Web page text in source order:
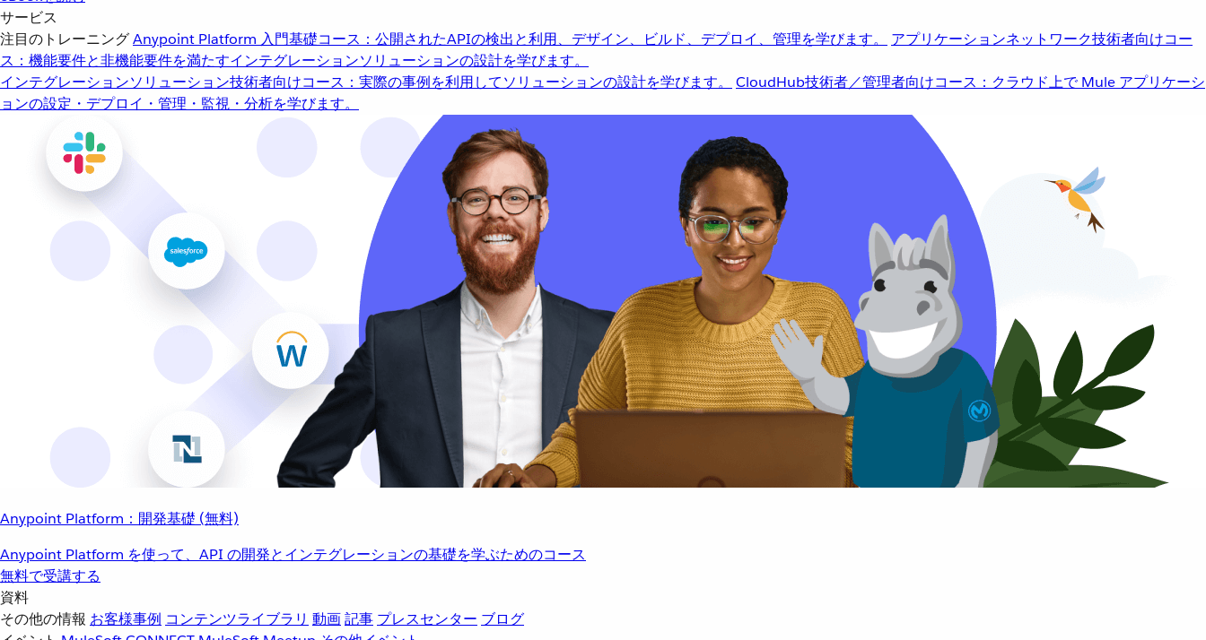
サービス
注目のトレーニングAnypoint Platform 入門基礎コース：公開されたAPIの検出と利用、デザイン、ビルド、デプロイ、管理を学びます。 アプリケーションネットワーク技術者向けコー
ス：機能要件と非機能要件を満たすインテグレーションソリューションの設計を学びます。
インテグレーションソリューション技術者向けコース：実際の事例を利用してソリューションの設計を学びます。 CloudHub技術者／管理者向けコース：クラウド上で Mule アプリケーシ
ョンの設定・デプロイ・管理・監視・分析を学びます。
Anypoint Platform：開発基礎 (無料)
Anypoint Platform を使って、API の開発とインテグレーションの基礎を学ぶためのコース
無料で受講する
資料
その他の情報 お客様事例 コンテンツライブラリ 動画記事 プレスセンター ブログ